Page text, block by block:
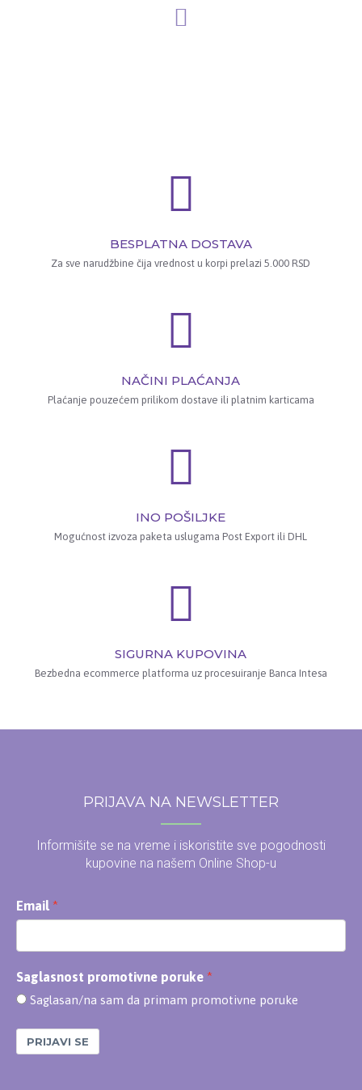
BESPLATNA DOSTAVA
Za sve narudžbine čija vrednost u korpi prelazi 5.000 RSD
NAČINI PLAĆANJA
Plaćanje pouzećem prilikom dostave ili platnim karticama
INO POŠILJKE
Mogućnost izvoza paketa uslugama Post Export ili DHL
SIGURNA KUPOVINA
Bezbedna ecommerce platforma uz procesuiranje Banca Intesa
PRIJAVA NA NEWSLETTER
Informišite se na vreme i iskoristite sve pogodnosti
kupovine na našem Online Shop-u
Email
Saglasnost promotivne poruke
Saglasan/na sam da primam promotivne poruke
PRIJAVI SE